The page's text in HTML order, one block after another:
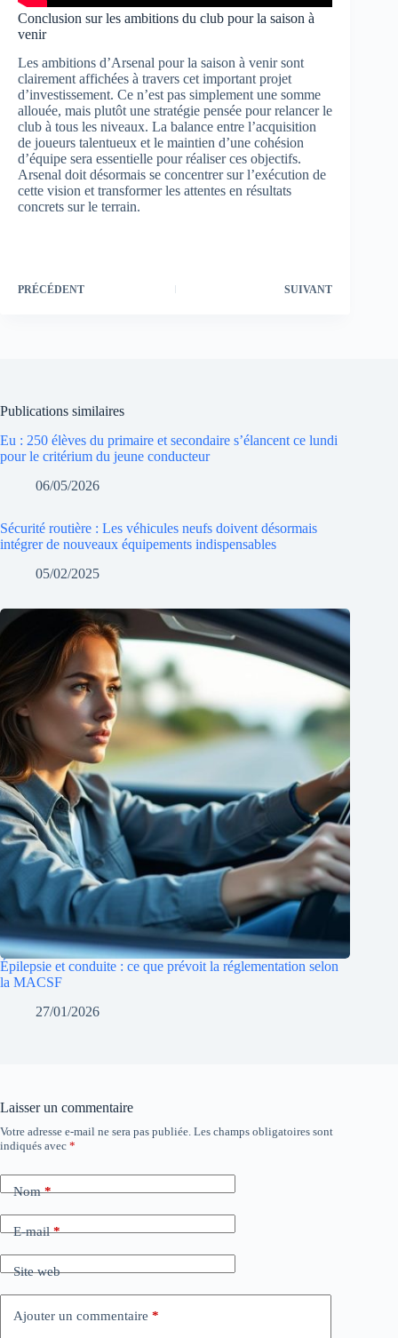
Conclusion sur les ambitions du club pour la saison à
venir
Les ambitions d’Arsenal pour la saison à venir sont
clairement affichées à travers cet important projet
d’investissement. Ce n’est pas simplement une somme
allouée, mais plutôt une stratégie pensée pour relancer le
club à tous les niveaux. La balance entre l’acquisition
de joueurs talentueux et le maintien d’une cohésion
d’équipe sera essentielle pour réaliser ces objectifs.
Arsenal doit désormais se concentrer sur l’exécution de
cette vision et transformer les attentes en résultats
concrets sur le terrain.
PRÉCÉDENT SUIVANT
Publications similaires
Eu : 250 élèves du primaire et secondaire s’élancent ce lundi
pour le critérium du jeune conducteur
06/05/2026
Sécurité routière : Les véhicules neufs doivent désormais
intégrer de nouveaux équipements indispensables
05/02/2025
Épilepsie et conduite : ce que prévoit la réglementation selon
la MACSF
27/01/2026
Laisser un commentaire
Votre adresse e-mail ne sera pas publiée. Les champs obligatoires sont
indiqués avec *
Nom*
E-mail*
Site web
Ajouter un commentaire *